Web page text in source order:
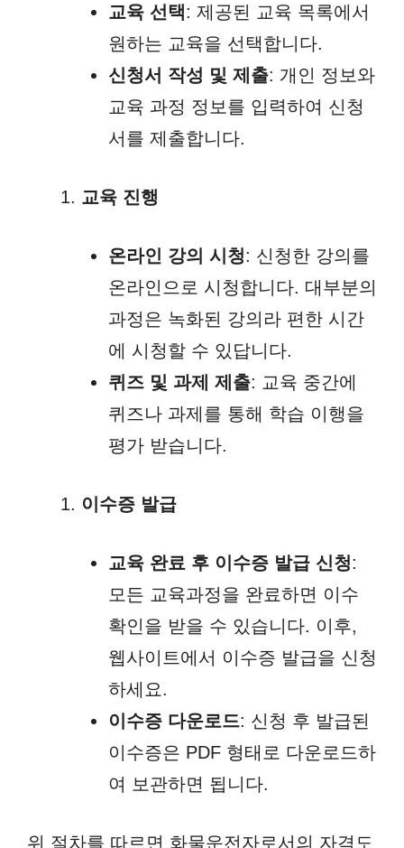
교육 선택: 제공된 교육 목록에서
원하는 교육을 선택합니다.
신청서 작성 및 제출: 개인 정보와
교육 과정 정보를 입력하여 신청
서를 제출합니다.
교육 진행
온라인 강의 시청: 신청한 강의를
온라인으로 시청합니다. 대부분의
과정은 녹화된 강의라 편한 시간
에 시청할 수 있답니다.
퀴즈 및 과제 제출: 교육 중간에
퀴즈나 과제를 통해 학습 이행을
평가 받습니다.
이수증 발급
교육 완료 후 이수증 발급 신청:
모든 교육과정을 완료하면 이수
확인을 받을 수 있습니다. 이후,
웹사이트에서 이수증 발급을 신청
하세요.
이수증 다운로드: 신청 후 발급된
이수증은 PDF 형태로 다운로드하
여 보관하면 됩니다.
위 절차를 따르면 화물운전자로서의 자격도